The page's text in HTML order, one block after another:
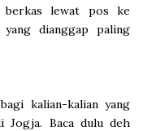
lewat pos ke
dianggap paling
kalian-kalian yang
Jogja. Baca dulu deh